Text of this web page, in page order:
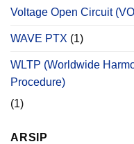
Voltage Open Circuit
WAVE PTX (1)
WLTP (Worldwide
Procedure)
(1)
ARSIP